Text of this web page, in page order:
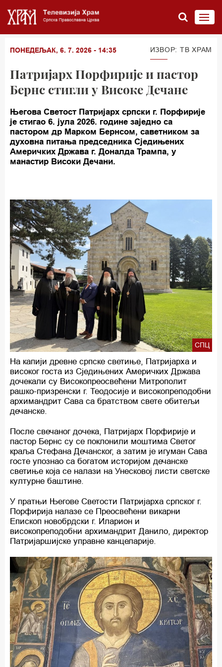
ПОНЕДЕЉАК, 6. 7. 2026 - 14:35 ИЗВОР: TВ ХРАМ
Патријарх Порфирије и пастор
Бернс стигли у Високе Дечане
Његова Светост Патријарх српски г. Порфирије
је стигао 6. јула 2026. године заједно са
пастором др Марком Бернсом, саветником за
духовна питања председника Сједињених
Америчких Држава г. Доналда Трампа, у
манастир Високи Дечани.
СПЦ
На капији древне српске светиње, Патријарха и
високог госта из Сједињених Америчких Држава
дочекали су Високопреосвећени Митрополит
рашко-призренски г. Теодосије и високопреподобни
архимандрит Сава са братством свете обитељи
дечанске.
После свечаног дочека, Патријарх Порфирије и
пастор Бернс су се поклонили моштима Светог
краља Стефана Дечанског, а затим је игуман Сава
госте упознао са богатом историјом дечанске
светиње која се налази на Унесковој листи светске
културне баштине.
У пратњи Његове Светости Патријарха српског г.
Порфирија налазе се Преосвећени викарни
Епископ новобрдски г. Иларион и
високопреподобни архимандрит Данило, директор
Патријаршијске управне канцеларије.